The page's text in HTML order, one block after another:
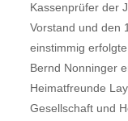
Kassenprüfer der
Vorstand und den
einstimmig erfolgte.
Bernd Nonninger
Heimatfreunde
Gesellschaft und